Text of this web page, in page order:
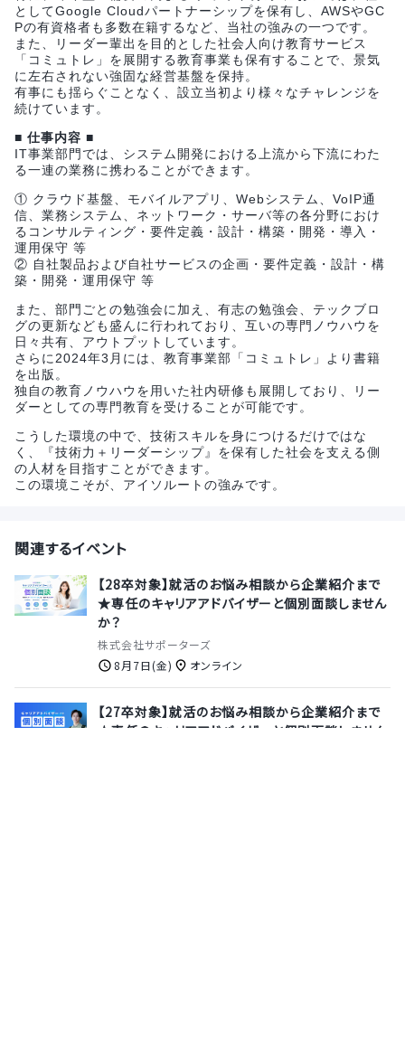
としてGoogle Cloudパートナーシップを保有し、AWSやGC
Pの有資格者も多数在籍するなど、当社の強みの一つです。
また、リーダー輩出を目的とした社会人向け教育サービス
「コミュトレ」を展開する教育事業も保有することで、景気
に左右されない強固な経営基盤を保持。
有事にも揺らぐことなく、設立当初より様々なチャレンジを
続けています。
■ 仕事内容 ■
IT事業部門では、システム開発における上流から下流にわた
る一連の業務に携わることができます。
① クラウド基盤、モバイルアプリ、Webシステム、VoIP通
信、業務システム、ネットワーク・サーバ等の各分野におけ
るコンサルティング・要件定義・設計・構築・開発・導入・
運用保守 等
② 自社製品および自社サービスの企画・要件定義・設計・構
築・開発・運用保守 等
また、部門ごとの勉強会に加え、有志の勉強会、テックブロ
グの更新なども盛んに行われており、互いの専門ノウハウを
日々共有、アウトプットしています。
さらに2024年3月には、教育事業部「コミュトレ」より書籍
を出版。
独自の教育ノウハウを用いた社内研修も展開しており、リー
ダーとしての専門教育を受けることが可能です。
こうした環境の中で、技術スキルを身につけるだけではな
く、『技術力＋リーダーシップ』を保有した社会を支える側
の人材を目指すことができます。
この環境こそが、アイソルートの強みです。
関連するイベント
【28卒対象】就活のお悩み相談から企業紹介まで
★専任のキャリアアドバイザーと個別面談しません
か？
株式会社サポーターズ
8月7日(金)
オンライン
【27卒対象】就活のお悩み相談から企業紹介まで
★専任のキャリアアドバイザーと個別面談しません